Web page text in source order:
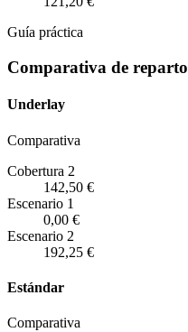
Guía práctica
Comparativa de reparto
Underlay
Comparativa
Cobertura 2
142,50 €
Escenario 1
0,00 €
Escenario 2
192,25 €
Estándar
Comparativa